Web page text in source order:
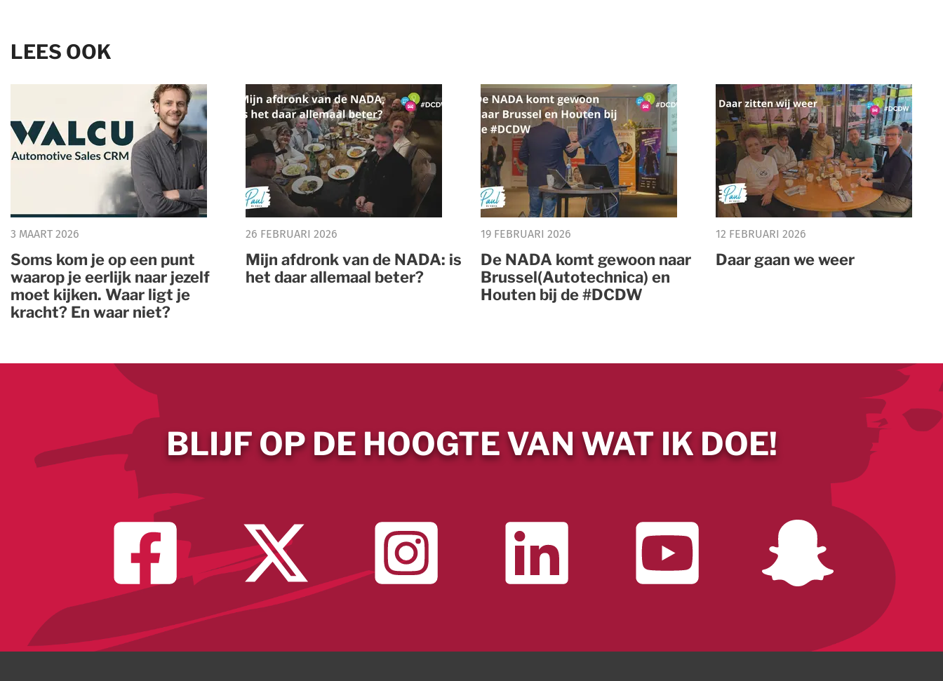
LEES OOK
3 MAART 2026
Soms kom je op een punt
waarop je eerlijk naar jezelf
moet kijken. Waar ligt je
kracht? En waar niet?
26 FEBRUARI 2026
Mijn afdronk van de NADA: is
het daar allemaal beter?
19 FEBRUARI 2026
De NADA komt gewoon naar
Brussel(Autotechnica) en
Houten bij de #DCDW
12 FEBRUARI 2026
Daar gaan we weer
BLIJF OP DE HOOGTE VAN WAT IK DOE!